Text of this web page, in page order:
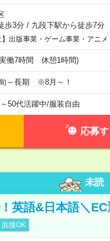
歩3分/ 九段下駅から徒歩7分
】出版事業・ゲーム事業・アニ
働7時間 休憩1時間)
～長期 ※8月～！
50代活躍中/服装自由
応募
未読
英語&日本語＼
接OK